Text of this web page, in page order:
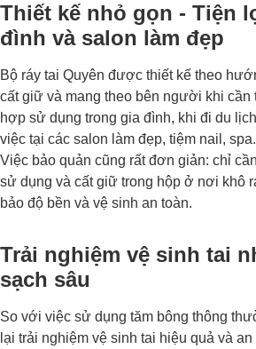
Thiết kế nhỏ gọn - Tiện
đình và salon làm đẹp
Bộ ráy tai Quyên được thiết kế theo
cất giữ và mang theo bên người khi cần
hợp sử dụng trong gia đình, khi đi du
việc tại các salon làm đẹp, tiệm nail, spa.
Việc bảo quản cũng rất đơn giản: chỉ
sử dụng và cất giữ trong hộp ở nơi khô
bảo độ bền và vệ sinh an toàn.
Trải nghiệm vệ sinh tai
sạch sâu
So với việc sử dụng tăm bông thông
lại trải nghiệm vệ sinh tai hiệu quả và